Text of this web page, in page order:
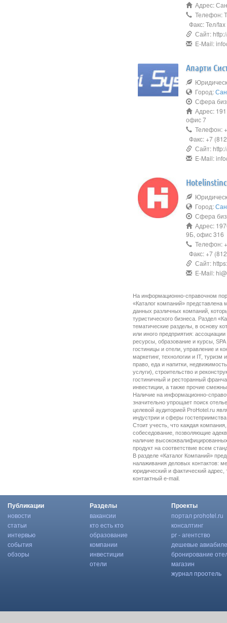
Адрес:
Телефон:
Факс: Тел/
Сайт:
E-Mail:
Апарти
Город:
Сфера
Адрес:
офис 7
Телефон:
Факс: +7
Сайт:
E-Mail:
Город:
Сфера
Адрес:
9Б, офис 316
Телефон:
Факс: +7
Сайт:
E-Mail:
На информационно-справочном
«Каталог компаний» представлена
данных различных компаний,
туристического бизнеса. Раздел
тематические разделы, в основу
или иного предприятия:
ресурсы, образование и курсы,
гостиницы и отели, управление и
маркетинг, технологии и IT,
право, еда и напитки,
услуги), строительство и
гостиничный и ресторанный
инвестиции, а также прочие
Наличие на информационно-
значительно упрощает поиск
целевой аудиторией ProHotel.ru
индустрии и сферы
Стоит учесть, что каждая
собеседование, позволяющие
наличие
продукт на соответствие всем
В разделе «Каталог Компаний»
налаживания деловых контактов:
юридический и фактический
контактный e-mail.
Публикации
новости
статьи
интервью
события
обзоры
Разделы
вакансии
кто есть кто
образование
компании
инвестиции
отели
Проекты
портал prohotel.ru
консалтинг
pr - агентство
дешевые
бронирование
магазин
журнал проотель